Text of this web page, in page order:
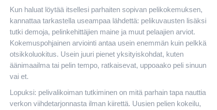
Kun haluat löytää itsellesi parhaiten sopivan pelikokemuksen,
kannattaa tarkastella useampaa lähdettä: pelikuvausten lisäksi
tutki demoja, pelinkehittäjien maine ja muut pelaajien arviot.
Kokemuspohjainen arviointi antaa usein enemmän kuin pelkkä
otsikkoluokitus. Usein juuri pienet yksityiskohdat, kuten
äänimaailma tai pelin tempo, ratkaisevat, uppoaako peli sinuun
vai et.
Lopuksi: pelivalikoiman tutkiminen on mitä parhain tapa nauttia
verkon viihdetarjonnasta ilman kiirettä. Uusien pelien kokeilu,